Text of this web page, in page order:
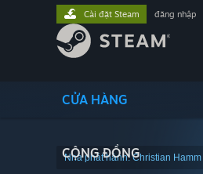
CỬA HÀNG
CỘNG ĐỒNG
Cài đặt Steam đăng nhập
Nhà phát hành: Christian Hamm